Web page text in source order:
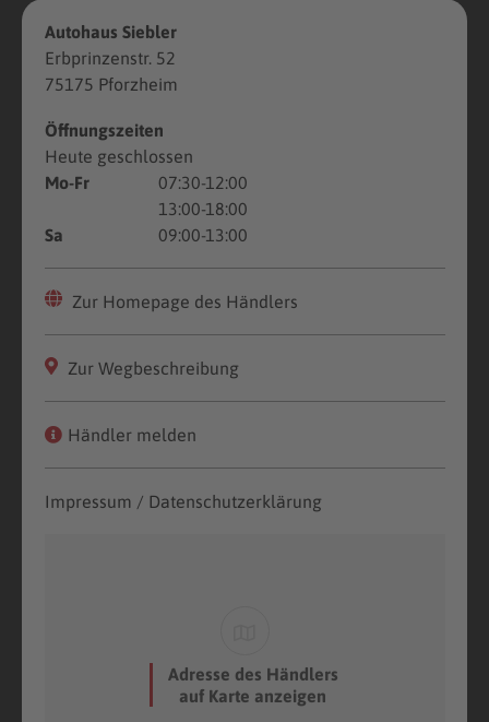
Autohaus Siebler
Erbprinzenstr. 52
75175 Pforzheim
Öffnungszeiten
Heute geschlossen
Mo-Fr
07:30-12:00
13:00-18:00
Sa
09:00-13:00
Zur Homepage des Händlers
Zur Wegbeschreibung
Händler melden
Impressum / Datenschutzerklärung
Adresse des Händlers
auf Karte anzeigen